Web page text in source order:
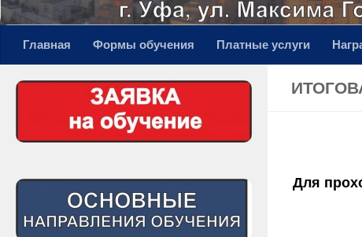
Главная Формы обучения Платные услуги
Для